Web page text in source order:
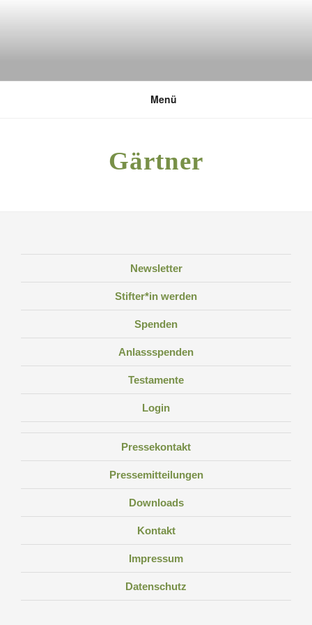
DEUTSCHE UMWELTSTIFTUNG
Menü
Gärtner
Newsletter
Stifter*in werden
Spenden
Anlassspenden
Testamente
Login
Pressekontakt
Pressemitteilungen
Downloads
Kontakt
Impressum
Datenschutz